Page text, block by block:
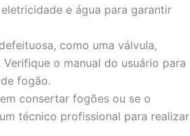
e água para garantir
como uma válvula,
o manual do usuário para
fogão.
consertar fogões ou se o
técnico profissional para realizar